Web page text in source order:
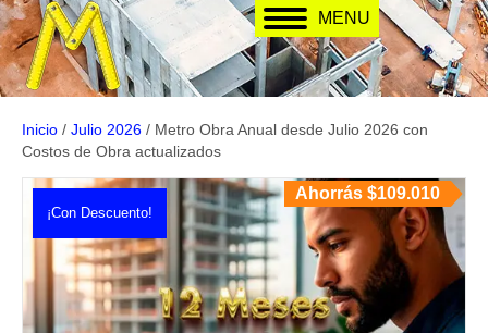
MENU
Inicio / Julio 2026 / Metro Obra Anual desde Julio 2026 con
Costos de Obra actualizados
Ahorrás $109.010
¡Con Descuento!